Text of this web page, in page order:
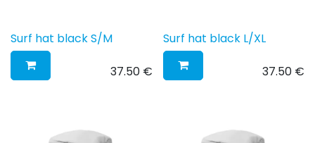
Surf hat black S/M
37.50€
Surf hat black L/XL
37.50 €